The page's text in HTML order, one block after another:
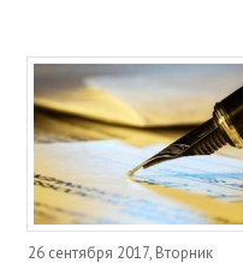
26 сентября 2017, Вторник